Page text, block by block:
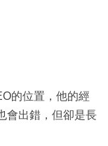
的位置，他的經
會出錯，但卻是長